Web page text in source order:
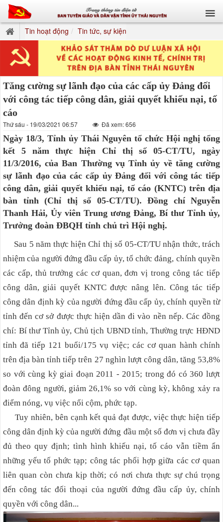
Tin hoạt động Tin tức, sự kiện
Tăng cường sự lãnh đạo của các cấp ủy Đảng đối
với công tác tiếp công dân, giải quyết khiếu nại, tố
cáo
Thứ sáu - 19/03/2021 06:57 Đã xem: 656
Ngày 18/3, Tỉnh ủy Thái Nguyên tổ chức Hội nghị tổng
kết 5 năm thực hiện Chỉ thị số 05-CT/TU, ngày
11/3/2016, của Ban Thường vụ Tỉnh ủy về tăng cường
sự lãnh đạo của các cấp ủy Đảng đối với công tác tiếp
công dân, giải quyết khiếu nại, tố cáo (KNTC) trên địa
bàn tỉnh (Chỉ thị số 05-CT/TU). Đồng chí Nguyễn
Thanh Hải, Ủy viên Trung ương Đảng, Bí thư Tỉnh ủy,
Trưởng đoàn ĐBQH tỉnh chủ trì Hội nghị.
Sau 5 năm thực hiện Chỉ thị số 05-CT/TU nhận thức, trách
nhiệm của người đứng đầu cấp ủy, tổ chức đảng, chính quyền
các cấp, thủ trưởng các cơ quan, đơn vị trong công tác tiếp
công dân, giải quyết KNTC được nâng lên. Công tác tiếp
công dân định kỳ của người đứng đầu cấp ủy, chính quyền từ
tỉnh đến cơ sở được thực hiện dần đi vào nền nếp. Các đồng
chí: Bí thư Tỉnh ủy, Chủ tịch UBND tỉnh, Thường trực HĐND
tỉnh đã tiếp 121 buổi/175 vụ việc; các cơ quan hành chính
trên địa bàn tỉnh tiếp trên 27 nghìn lượt công dân, tăng 53,8%
so với cùng kỳ giai đoạn 2011 - 2015; trong đó có 360 lượt
đoàn đông người, giảm 26,1% so với cùng kỳ, không xảy ra
điểm nóng, vụ việc nổi cộm, phức tạp.
Tuy nhiên, bên cạnh kết quả đạt được, việc thực hiện tiếp
công dân định kỳ của người đứng đầu một số đơn vị chưa đầy
đủ theo quy định; tình hình khiếu nại, tố cáo vẫn tiềm ẩn
những yếu tố phức tạp; công tác phối hợp giữa các cơ quan
liên quan còn chưa kịp thời; có nơi chưa thực sự chú trọng
đến công tác đối thoại của người đứng đầu cấp ủy, chính
quyền với công dân...